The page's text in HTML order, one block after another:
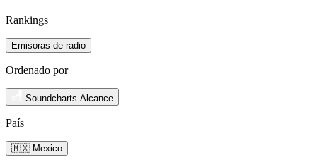
Rankings
Emisoras de radio
Ordenado por
Soundcharts Alcance
País
🇲🇽 Mexico